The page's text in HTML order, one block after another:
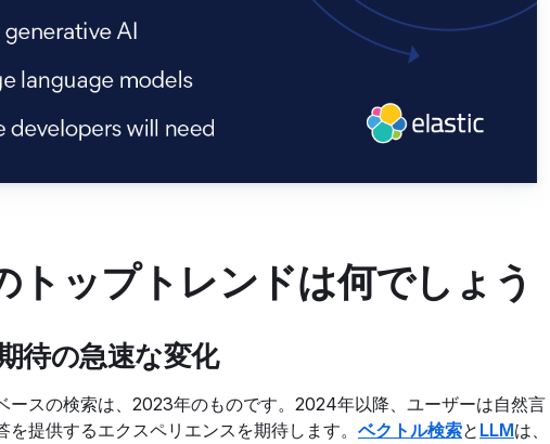
トップトレンドは何でしょう
待の急速な変化
ースの検索は、2023年のものです。2024年以降、ユーザーは自然言
提供するエクスペリエンスを期待します。 ベクトル検索と LLMは、